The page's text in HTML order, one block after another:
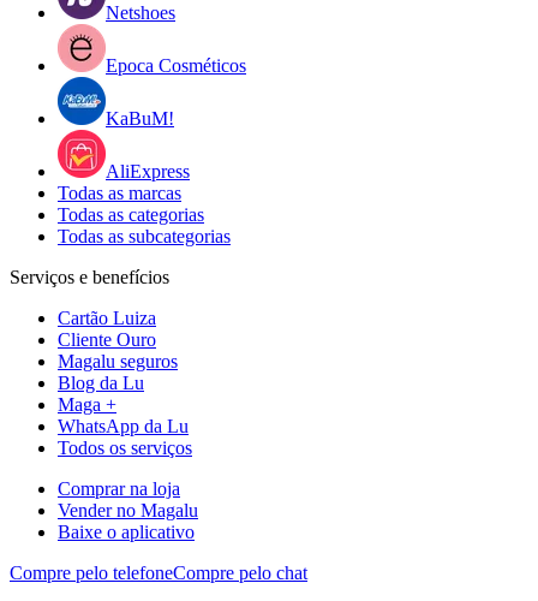
Netshoes
Epoca Cosméticos
KaBuM!
AliExpress
Todas as marcas
Todas as categorias
Todas as subcategorias
Serviços e benefícios
Cartão Luiza
Cliente Ouro
Magalu seguros
Blog da Lu
Maga +
WhatsApp da Lu
Todos os serviços
Comprar na loja
Vender no Magalu
Baixe o aplicativo
Compre pelo telefoneCompre pelo chat